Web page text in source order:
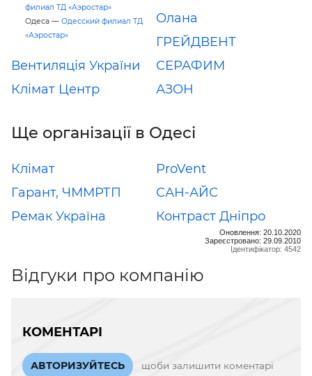
филиал ТД «Аэростар»
Одеса — Одесский филиал ТД
«Аэростар»
Олана
ГРЕЙДВЕНТ
Вентиляція України
СЕРАФИМ
Клімат Центр
АЗОН
Ще організації в Одесі
Клімат
ProVent
Гарант, ЧММРТП
САН-АЙС
Ремак Україна
Контраст Дніпро
Оновлення: 20.10.2020
Зареєстровано: 29.09.2010
Ідентифікатор: 4542
Відгуки про компанію
КОМЕНТАРІ
АВТОРИЗУЙТЕСЬ щоби залишити коментарі